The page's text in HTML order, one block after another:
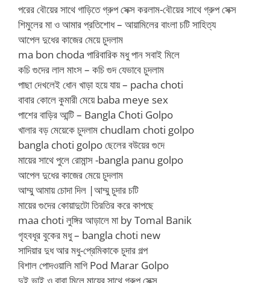
পরের বৌয়ের সাথে গাড়িতে গ্রুপ সেক্স করলাম-বৌয়ের সাথে গ্রুপ সেক্স
শিমুলের মা ও আমার প্রতিশোধ – আয়ামিলের বাংলা চটি সাহিত্য
আপেল দুধের কাজের মেয়ে চুদলাম
ma bon choda পারিবারিক মধু পান সবাই মিলে
কচি গুদের লাল মাংস – কচি গুদ যেভাবে চুদলাম
পাছা দেখলেই ধোন খাড়া হয়ে যায় – pacha choti
বাবার কোলে কুমারী মেয়ে baba meye sex
পাশের বাড়ির আন্টি – Bangla Choti Golpo
খালার বড় মেয়েকে চুদলাম chudlam choti golpo
bangla choti golpo ছেলের বউয়ের গুদে
মায়ের সাথে পুলে রোমান্স -bangla panu golpo
আপেল দুধের কাজের মেয়ে চুদলাম
আম্মু আমায় চোদা দিল |আম্মু চুদার চটি
মায়ের গুদের কোয়াদুটো তিরতির করে কাপছে
maa choti লুঙ্গির আড়ালে মা by Tomal Banik
গৃহবধূর বুকের মধু – bangla choti new
সাদিয়ার দুধ আর মধু-প্রেমিকাকে চুদার গল্প
বিশাল পোদওয়ালি মাগি Pod Marar Golpo
দুই ভাই ও বাবা মিলে মায়ের সাথে গ্রুপ সেক্স